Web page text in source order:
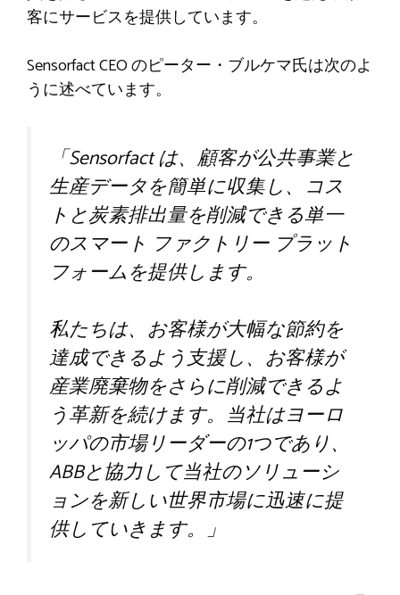
客にサービスを提供しています。
Sensorfact CEO のピーター・ブルケマ氏は次のよ
うに述べています。
「Sensorfact は、顧客が公共事業と
生産データを簡単に収集し、コス
トと炭素排出量を削減できる単一
のスマート ファクトリー プラット
フォームを提供します。
私たちは、お客様が大幅な節約を
達成できるよう支援し、お客様が
産業廃棄物をさらに削減できるよ
う革新を続けます。当社はヨーロ
ッパの市場リーダーの1つであり、
ABBと協力して当社のソリューシ
ョンを新しい世界市場に迅速に提
供していきます。」